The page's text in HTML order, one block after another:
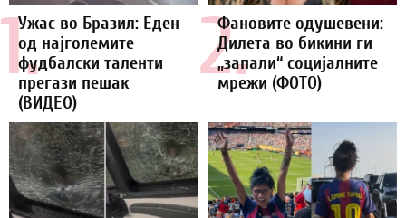
1.
Ужас во Бразил: Еден
од најголемите
фудбалски таленти
прегази пешак
(ВИДЕО)
2.
Фановите одушевени:
Дилета во бикини ги
„запали“ социјалните
мрежи (ФОТО)